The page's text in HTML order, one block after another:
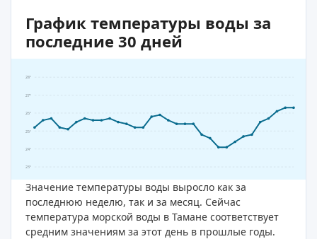
График температуры воды за
последние 30 дней
23°
24°
25°
26°
27°
28°
Значение температуры воды выросло как за
последнюю неделю, так и за месяц. Сейчас
температура морской воды в Тамане соответствует
средним значениям за этот день в прошлые годы.